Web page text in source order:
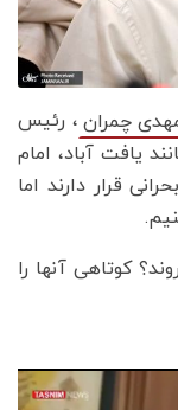
چمران ، رئیس
یافت آباد، امام
قرار دارند اما
کوتاهی آنها را